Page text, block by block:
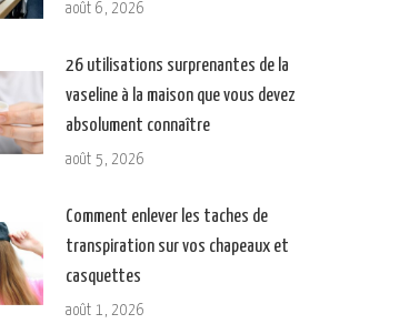
août 6, 2026
26 utilisations surprenantes de la
vaseline à la maison que vous devez
absolument connaître
août 5, 2026
Comment enlever les taches de
transpiration sur vos chapeaux et
casquettes
août 1, 2026